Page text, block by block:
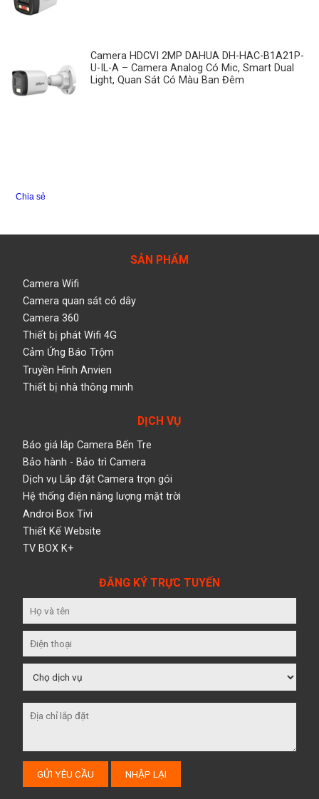
Camera HDCVI 2MP DAHUA DH-HAC-B1A21P-
U-IL-A – Camera Analog Có Mic, Smart Dual
Light, Quan Sát Có Màu Ban Đêm
Chia sẻ
SẢN PHẨM
Camera Wifi
Camera quan sát có dây
Camera 360
Thiết bị phát Wifi 4G
Cảm Ứng Báo Trộm
Truyền Hình Anvien
Thiết bị nhà thông minh
DỊCH VỤ
Báo giá lắp Camera Bến Tre
Bảo hành - Bảo trì Camera
Dịch vụ Lắp đặt Camera trọn gói
Hệ thống điện năng lượng mặt trời
Androi Box Tivi
Thiết Kế Website
TV BOX K+
ĐĂNG KÝ TRỰC TUYẾN